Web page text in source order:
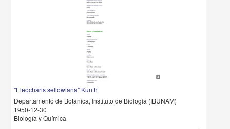
"Eleocharis sellowiana" Kunth
Departamento de Botánica, Instituto de Biología (IBUNAM)
1950-12-30
Biología y Química